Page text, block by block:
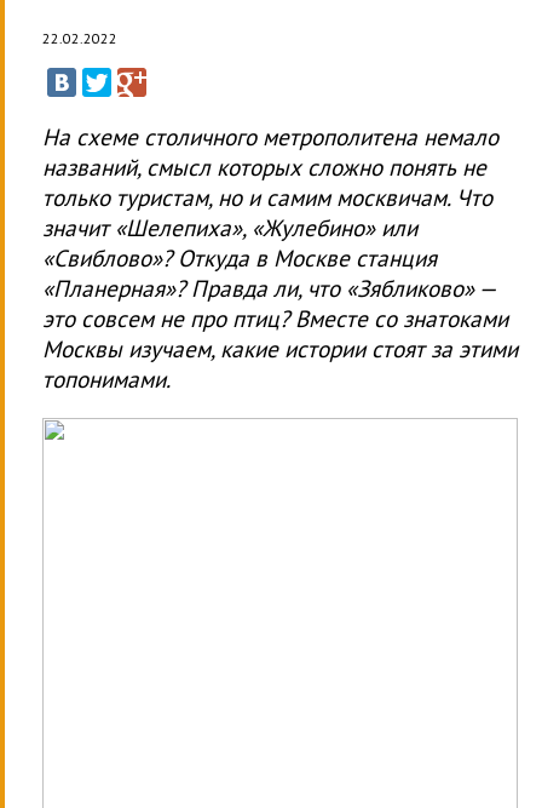
22.02.2022
На схеме столичного метрополитена немало
названий, смысл которых сложно понять не
только туристам, но и самим москвичам. Что
значит «Шелепиха», «Жулебино» или
«Свиблово»? Откуда в Москве станция
«Планерная»? Правда ли, что «Зябликово» —
это совсем не про птиц? Вместе со знатоками
Москвы изучаем, какие истории стоят за этими
топонимами.